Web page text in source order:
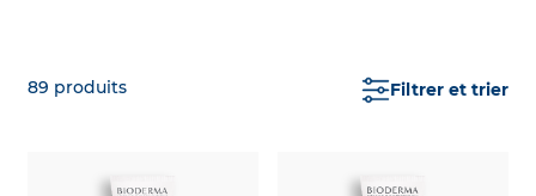
89 produits Filtrer et trier